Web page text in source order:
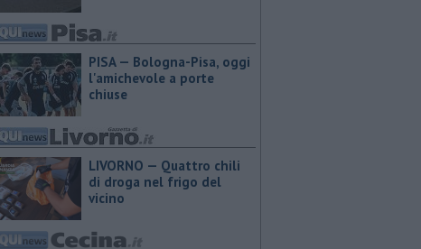
PISA — Bologna-Pisa, oggi
l'amichevole a porte
chiuse
LIVORNO — Quattro chili
di droga nel frigo del
vicino